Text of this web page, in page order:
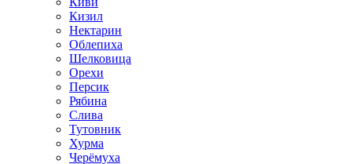
Кизил
Нектарин
Облепиха
Шелковица
Орехи
Персик
Рябина
Слива
Тутовник
Хурма
Черёмуха